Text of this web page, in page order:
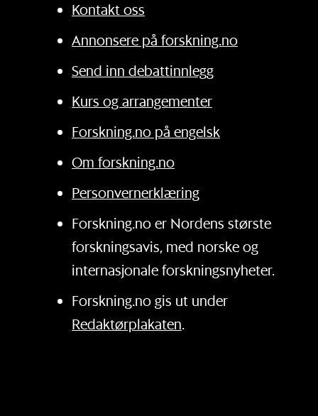
Kontakt oss
Annonsere på forskning.no
Send inn debattinnlegg
Kurs og arrangementer
Forskning.no på engelsk
Om forskning.no
Personvernerklæring
Forskning.no er Nordens største
forskningsavis, med norske og
internasjonale forskningsnyheter.
Forskning.no gis ut under
Redaktørplakaten.